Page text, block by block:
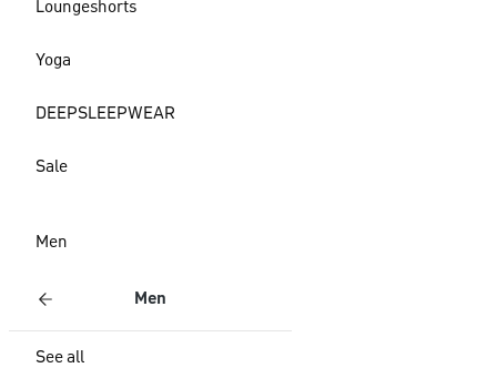
Loungeshorts
Yoga
DEEPSLEEPWEAR
Sale
Men
Men
See all